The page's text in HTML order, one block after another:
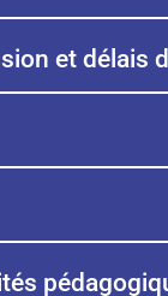
et délais